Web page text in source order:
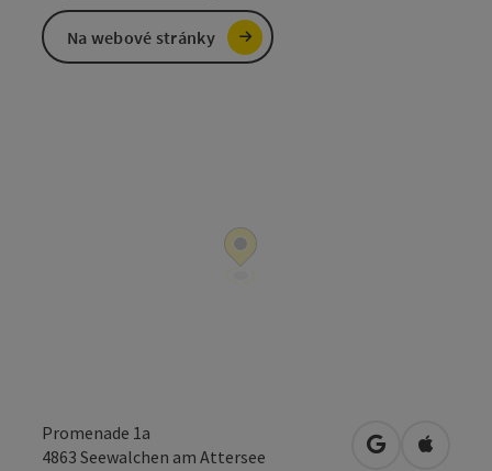
Promenade 1a
4863 Seewalchen am Attersee Otevřít vOtevřít
Na webové stránky